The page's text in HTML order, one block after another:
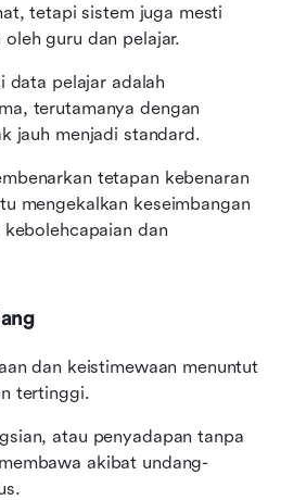
tetapi sistem juga mesti
guru dan pelajar.
data pelajar adalah
terutamanya dengan
jauh menjadi standard.
tetapan kebenaran
mengekalkan keseimbangan
dan
dan keistimewaan menuntut
tertinggi.
atau penyadapan tanpa
akibat undang-